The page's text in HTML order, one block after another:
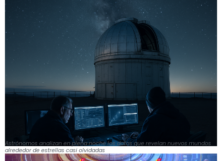
Astrónomos analizan en plena noche los datos que revelan nuevos mundos
alrededor de estrellas casi olvidadas